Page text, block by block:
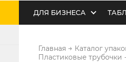
ДЛЯ БИЗНЕСА
Главная → Каталог
Пластиковые трубочки